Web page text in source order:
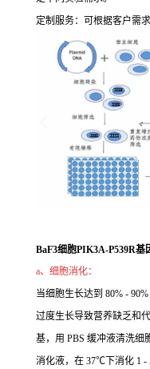
定制服务：可根据客户需
BaF3细胞PIK3A-P539R基
a、细胞消化：
当细胞生长达到 80% -
过度生长导致营养缺乏和
基，用 PBS 缓冲液清洗细
消化液，在 37℃下消化 1 -